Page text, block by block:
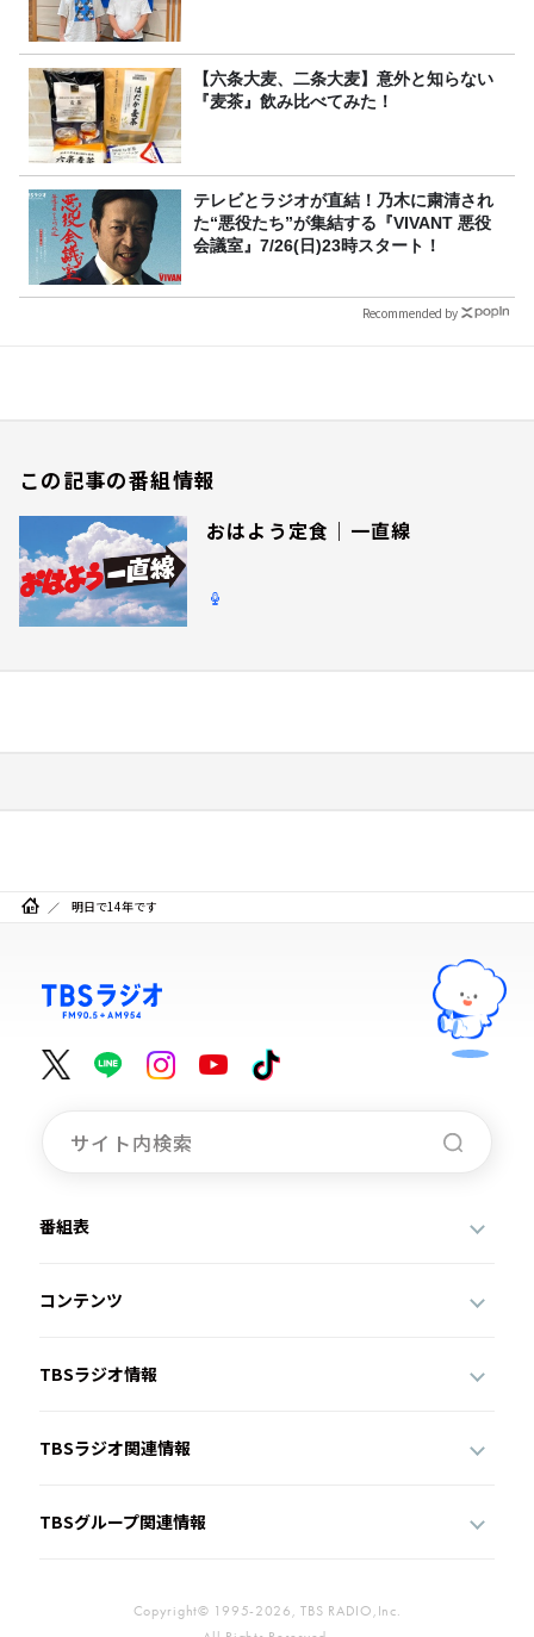
【六条大麦、二条大麦】意外と知らない
『麦茶』飲み比べてみた！
テレビとラジオが直結！乃木に粛清され
た“悪役たち”が集結する『VIVANT 悪役
会議室』7/26(日)23時スタート！
Recommended by
この記事の番組情報
おはよう定食｜一直線
明日で14年です
番組表
コンテンツ
TBSラジオ情報
TBSラジオ関連情報
TBSグループ関連情報
Copyright© 1995-2026, TBS RADIO,Inc.